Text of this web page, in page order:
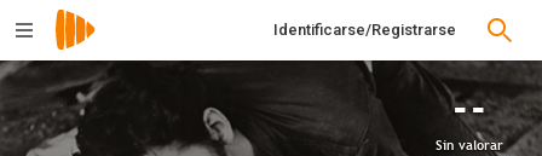
Identificarse/Registrarse
--
Sin valorar